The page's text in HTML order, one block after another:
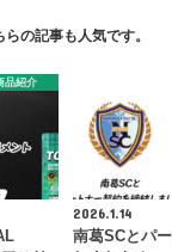
らの記事も人気です。
品紹介
2026.1.14
南葛SCとパ